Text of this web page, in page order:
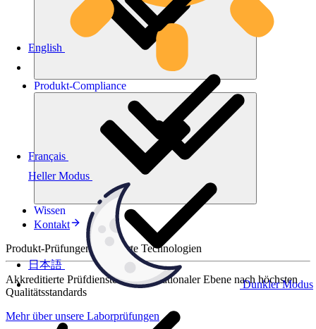
Heller Modus
Dunkler Modus
English
Français
日本語
Produkt-Compliance
Wissen
Kontakt
Produkt-Prüfungen für smarte Technologien
Akkreditierte Prüfdienste auf internationaler Ebene nach höchsten
Qualitätsstandards
Mehr über unsere Laborprüfungen